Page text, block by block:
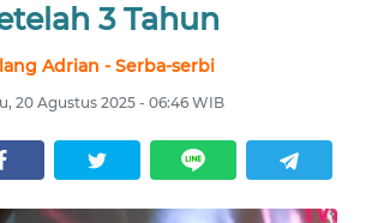
3 Tahun
Adrian - Serba-serbi
20 Agustus 2025 - 06:46 WIB